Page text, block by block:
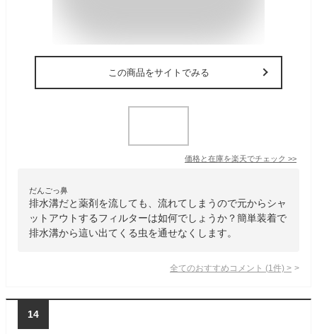
この商品をサイトでみる
価格と在庫を楽天でチェック >>
だんごっ鼻
排水溝だと薬剤を流しても、流れてしまうので元からシャ
ットアウトするフィルターは如何でしょうか？簡単装着で
排水溝から這い出てくる虫を通せなくします。
全てのおすすめコメント (1 件) >
14